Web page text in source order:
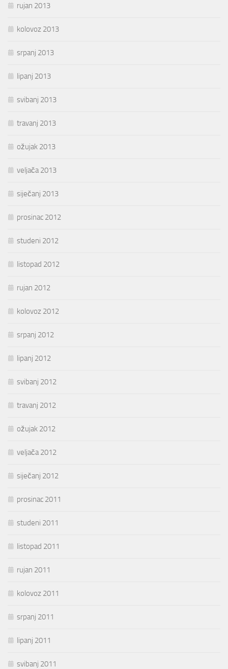
rujan 2013
kolovoz 2013
srpanj 2013
lipanj 2013
svibanj 2013
travanj 2013
ožujak 2013
veljača 2013
siječanj 2013
prosinac 2012
studeni 2012
listopad 2012
rujan 2012
kolovoz 2012
srpanj 2012
lipanj 2012
svibanj 2012
travanj 2012
ožujak 2012
veljača 2012
siječanj 2012
prosinac 2011
studeni 2011
listopad 2011
rujan 2011
kolovoz 2011
srpanj 2011
lipanj 2011
svibanj 2011